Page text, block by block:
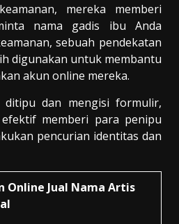
mereka memberi
nama gadis ibu Anda
sebuah pendekatan
digunakan untuk membantu
akun online mereka.
ditipu dan mengisi formulir,
memberi para penipu
pencurian identitas dan
Online Jual Nama Artis